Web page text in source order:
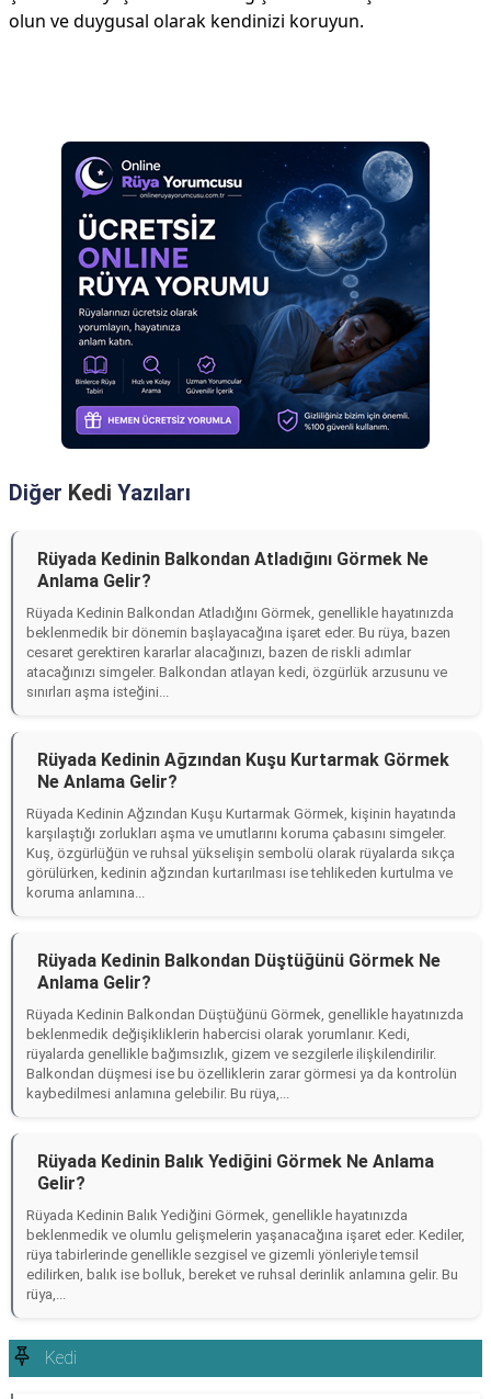
olun ve duygusal olarak kendinizi koruyun.
Diğer Kedi Yazıları
Rüyada Kedinin Balkondan Atladığını Görmek Ne
Anlama Gelir?
Rüyada Kedinin Balkondan Atladığını Görmek, genellikle hayatınızda
beklenmedik bir dönemin başlayacağına işaret eder. Bu rüya, bazen
cesaret gerektiren kararlar alacağınızı, bazen de riskli adımlar
atacağınızı simgeler. Balkondan atlayan kedi, özgürlük arzusunu ve
sınırları aşma isteğini...
Rüyada Kedinin Ağzından Kuşu Kurtarmak Görmek
Ne Anlama Gelir?
Rüyada Kedinin Ağzından Kuşu Kurtarmak Görmek, kişinin hayatında
karşılaştığı zorlukları aşma ve umutlarını koruma çabasını simgeler.
Kuş, özgürlüğün ve ruhsal yükselişin sembolü olarak rüyalarda sıkça
görülürken, kedinin ağzından kurtarılması ise tehlikeden kurtulma ve
koruma anlamına...
Rüyada Kedinin Balkondan Düştüğünü Görmek Ne
Anlama Gelir?
Rüyada Kedinin Balkondan Düştüğünü Görmek, genellikle hayatınızda
beklenmedik değişikliklerin habercisi olarak yorumlanır. Kedi,
rüyalarda genellikle bağımsızlık, gizem ve sezgilerle ilişkilendirilir.
Balkondan düşmesi ise bu özelliklerin zarar görmesi ya da kontrolün
kaybedilmesi anlamına gelebilir. Bu rüya,...
Rüyada Kedinin Balık Yediğini Görmek Ne Anlama
Gelir?
Rüyada Kedinin Balık Yediğini Görmek, genellikle hayatınızda
beklenmedik ve olumlu gelişmelerin yaşanacağına işaret eder. Kediler,
rüya tabirlerinde genellikle sezgisel ve gizemli yönleriyle temsil
edilirken, balık ise bolluk, bereket ve ruhsal derinlik anlamına gelir. Bu
rüya,...
Kedi